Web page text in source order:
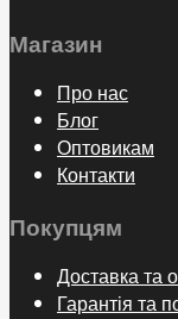
Магазин
Про нас
Блог
Оптовикам
Контакти
Покупцям
Доставка та
Гарантія та